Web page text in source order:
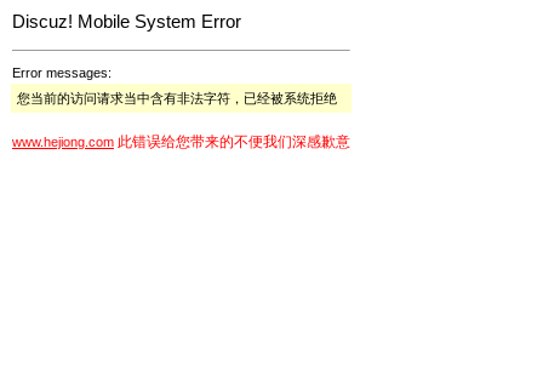
Discuz! Mobile System Error
Error messages:
您当前的访问请求当中含有非法字符，已经被系统拒绝
www.hejiong.com 此错误给您带来的不便我们深感歉意